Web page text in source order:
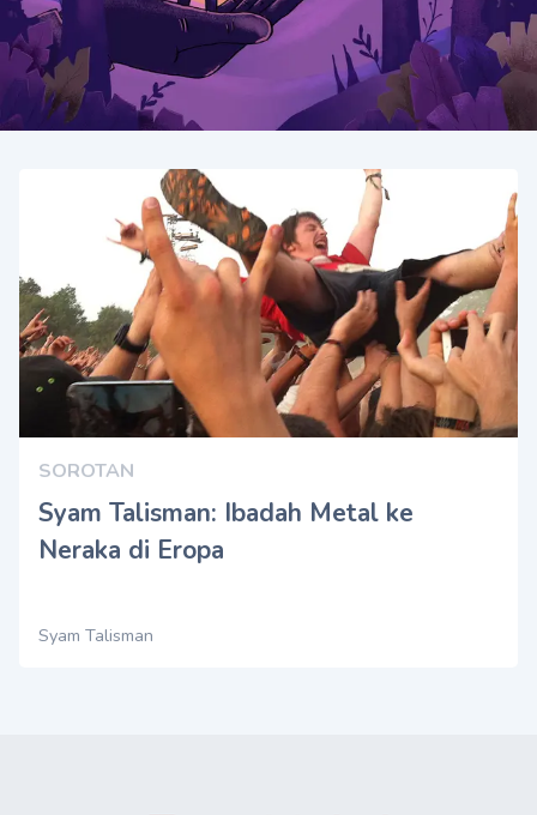
SOROTAN
Syam Talisman: Ibadah Metal ke
Neraka di Eropa
Syam Talisman